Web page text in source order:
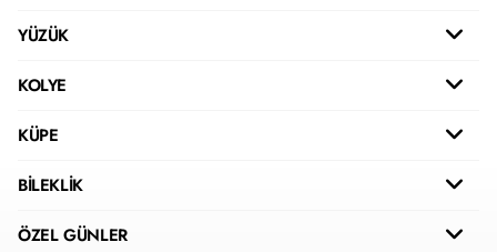
YÜZÜK
KOLYE
KÜPE
BİLEKLİK
ÖZEL GÜNLER